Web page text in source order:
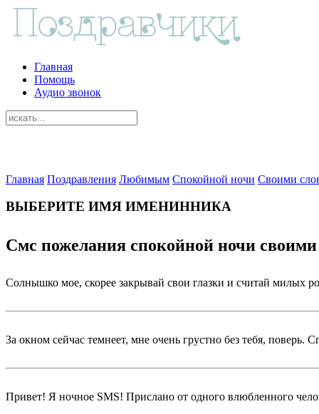
Главная
Помощь
Аудио звонок
Главная Поздравления Любимым Спокойной ночи Своими
ВЫБЕРИТЕ ИМЯ ИМЕНИННИКА
Смс пожелания спокойной ночи
Солнышко мое, скорее закрывай свои глазки и считай милых
За окном сейчас темнеет, мне очень грустно без тебя,
Привет! Я ночное SMS! Прислано от одного влюбленного